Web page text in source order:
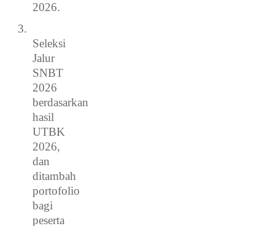
2026.
3.
Seleksi
Jalur
SNBT
2026
berdasarkan
hasil
UTBK
2026,
dan
ditambah
portofolio
bagi
peserta